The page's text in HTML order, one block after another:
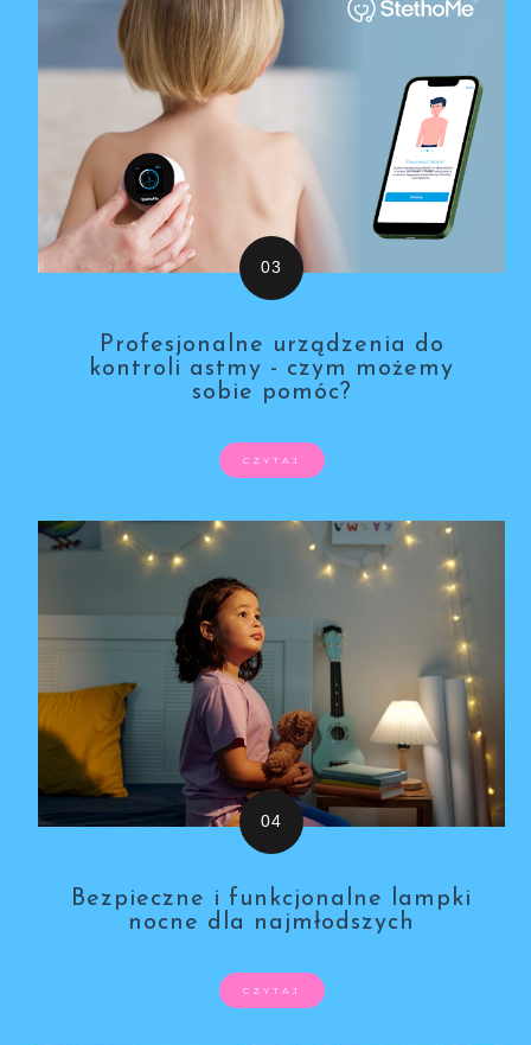
Profesjonalne urządzenia do
kontroli astmy - czym możemy
sobie pomóc?
CZYTAJ
Bezpieczne i funkcjonalne lampki
nocne dla najmłodszych
CZYTAJ